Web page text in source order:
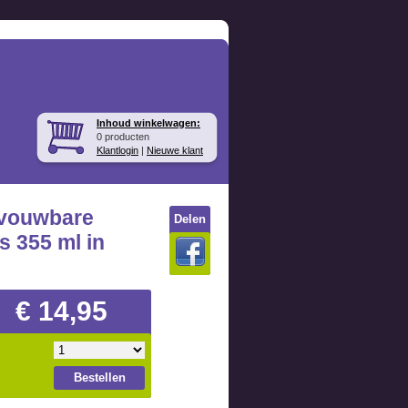
Inhoud winkelwagen:
0 producten
Klantlogin | Nieuwe klant
355 ml in
€ 14,95
Bestellen
Delen